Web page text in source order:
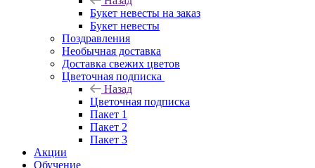
Букет невесты на заказ
Букет невесты
Поздравления
Необычная доставка
Доставка свежих цветов
Цветочная подписка
Назад
Цветочная подписка
Пакет 1
Пакет 2
Пакет 3
Акции
Обучение